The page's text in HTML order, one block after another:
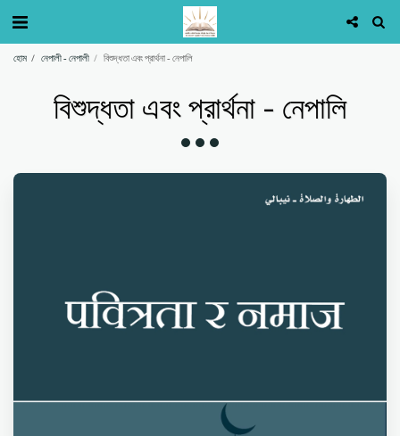
হোম নেপালী - নেপালী বিশুদ্ধতা এবং প্রার্থনা - নেপালি
বিশুদ্ধতা এবং প্রার্থনা - নেপালি